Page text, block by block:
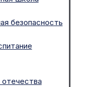
безопасность